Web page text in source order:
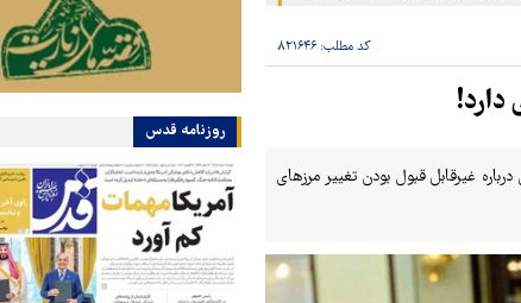
کد مطلب: ۸۲۱۶۴۶
دارد!
غیرقابل قبول بودن تغییر مرزهای
روزنامه قدس